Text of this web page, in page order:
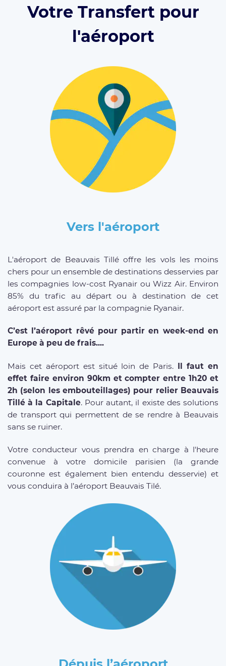
Votre Transfert pour
l'aéroport
Vers l'aéroport
L'aéroport de Beauvais Tillé offre les vols les moins
chers pour un ensemble de destinations desservies par
les compagnies low-cost Ryanair ou Wizz Air. Environ
85% du trafic au départ ou à destination de cet
aéroport est assuré par la compagnie Ryanair.
C’est l’aéroport rêvé pour partir en week-end en
Europe à peu de frais....
Mais cet aéroport est situé loin de Paris. Il faut en
effet faire environ 90km et compter entre 1h20 et
2h (selon les embouteillages) pour relier Beauvais
Tillé à la Capitale. Pour autant, il existe des solutions
de transport qui permettent de se rendre à Beauvais
sans se ruiner.
Votre conducteur vous prendra en charge à l'heure
convenue à votre domicile parisien (la grande
couronne est également bien entendu desservie) et
vous conduira à l’aéroport Beauvais Tilé.